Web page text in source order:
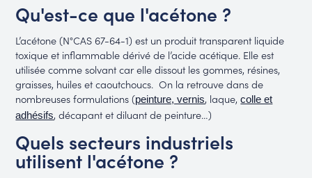
Qu'est-ce que l'acétone ?
L’acétone (N°CAS 67-64-1) est un produit transparent liquide
toxique et inflammable dérivé de l’acide acétique. Elle est
utilisée comme solvant car elle dissout les gommes, résines,
graisses, huiles et caoutchoucs. On la retrouve dans de
nombreuses formulations (peinture, vernis, laque,colle et
adhésifs, décapant et diluant de peinture…)
Quels secteurs industriels
utilisent l'acétone ?